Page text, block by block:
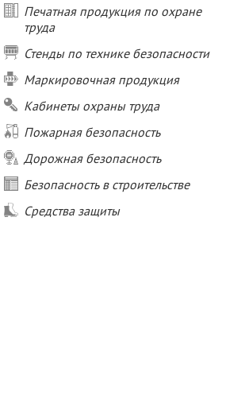
Печатная продукция по охране
труда
Стенды по технике безопасности
Маркировочная продукция
Кабинеты охраны труда
Пожарная безопасность
Дорожная безопасность
Безопасность в строительстве
Средства защиты